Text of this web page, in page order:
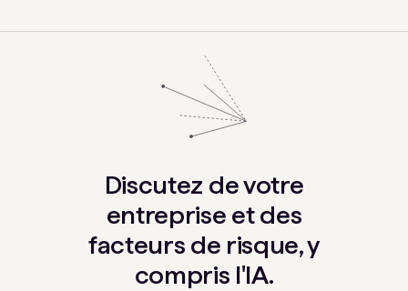
Discutez de votre
entreprise et des
facteurs de risque, y
compris l'IA.